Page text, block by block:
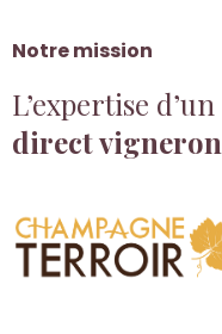
Notre mission
L’expertise d’un
direct vigneron